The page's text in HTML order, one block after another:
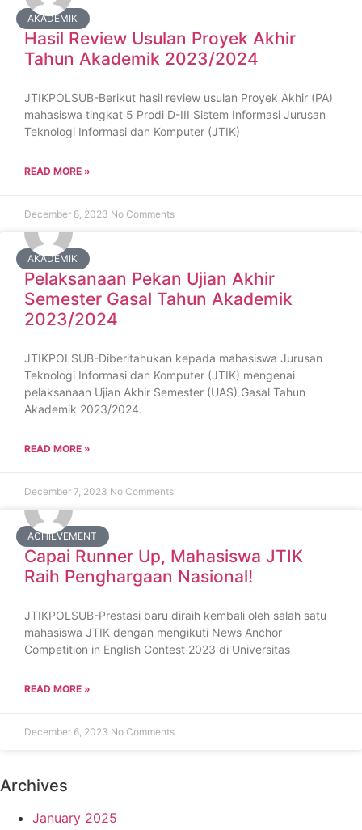
AKADEMIK
Hasil Review Usulan Proyek Akhir
Tahun Akademik 2023/2024
JTIKPOLSUB-Berikut hasil review usulan Proyek Akhir (PA)
mahasiswa tingkat 5 Prodi D-III Sistem Informasi Jurusan
Teknologi Informasi dan Komputer (JTIK)
READ MORE »
December 8, 2023 No Comments
AKADEMIK
Pelaksanaan Pekan Ujian Akhir
Semester Gasal Tahun Akademik
2023/2024
JTIKPOLSUB-Diberitahukan kepada mahasiswa Jurusan
Teknologi Informasi dan Komputer (JTIK) mengenai
pelaksanaan Ujian Akhir Semester (UAS) Gasal Tahun
Akademik 2023/2024.
READ MORE »
December 7, 2023 No Comments
ACHIEVEMENT
Capai Runner Up, Mahasiswa JTIK
Raih Penghargaan Nasional!
JTIKPOLSUB-Prestasi baru diraih kembali oleh salah satu
mahasiswa JTIK dengan mengikuti News Anchor
Competition in English Contest 2023 di Universitas
READ MORE »
December 6, 2023 No Comments
Archives
January 2025